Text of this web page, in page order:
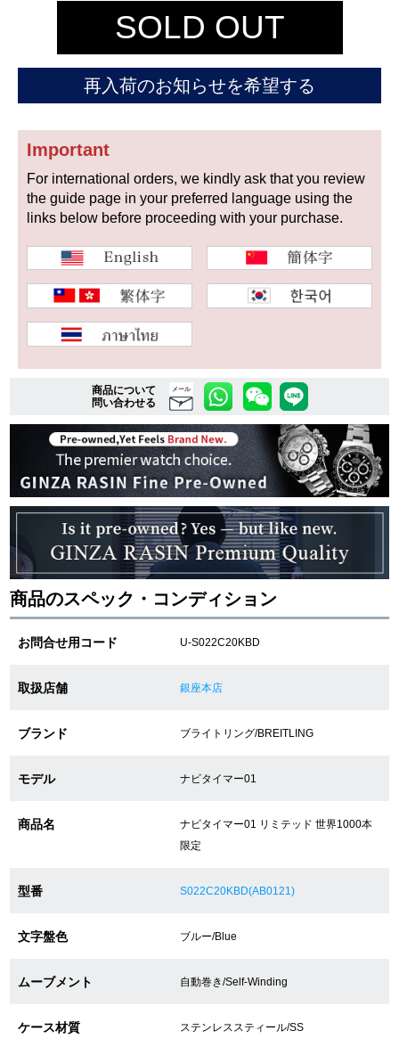
ヴァシュロン
コンスタンタン
チューダー パネライ
新品 未使用品
WEB限定品 SALE
詳細検索はこちら
ご利用ガイド
GINZA RASINのプレミアムクオリティについて
送料・お支払方法
ショッピングローンの流れ
よくある質問
買取・下取りをご希望の方
SOLD OUT
再入荷のお知らせを希望する
Important
For international orders, we kindly ask that you review
the guide page in your preferred language using the
links below before proceeding with your purchase.
商品について
問い合わせる
メール
商品のスペック・コンディション
お問合せ用コード U-S022C20KBD
取扱店舗 銀座本店
ブランド ブライトリング/BREITLING
モデル ナビタイマー01
商品名
ナビタイマー01 リミテッド 世界1000本
限定
型番 S022C20KBD(AB0121)
文字盤色 ブルー/Blue
ムーブメント 自動巻き/Self-Winding
ケース材質 ステンレススティール/SS